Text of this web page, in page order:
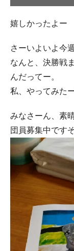
嬉しかったよー
さーいよいよ今
なんと、決勝戦
んだってー。
私、やってみた
みなさーん、素
団員募集中です